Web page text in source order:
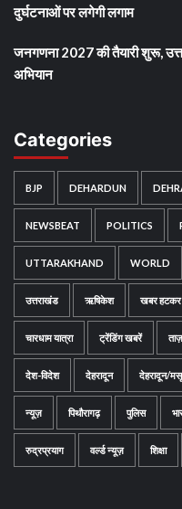
दुर्घटनाओं पर लगेगी लगाम
जनगणना 2027 की तैयारी शुरू,
अभियान
Categories
BJP DEHARDUN
NEWSBEAT POLITICS
UTTARAKHAND WORLD
उत्तराखंड ऋषिकेश खबर हटकर
चारधाम यात्रा ट्रेंडिंग खबरें
देश-विदेश देहरादून देहरादून/
न्यूज़ पिथौरागढ़ पुलिस
रुद्रप्रयाग वर्ल्ड न्यूज़ शिक्षा